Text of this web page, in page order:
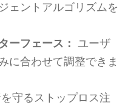
ェントアルゴリズムを
ーフェース：
ユーザ
に合わせて調整できま
守るストップロス注